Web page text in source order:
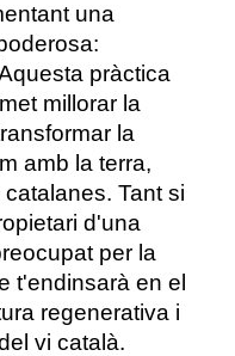
una
pràctica
millorar la
la
amb la terra,
Tant si
d'una
per la
t'endinsarà en el
regenerativa i
vi català.